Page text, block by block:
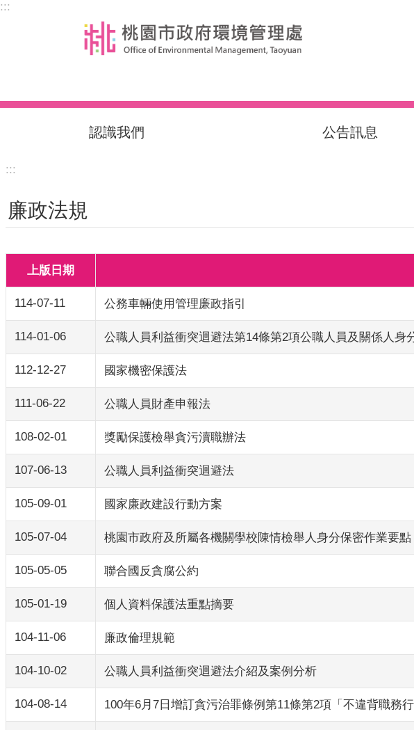
跳到主要內容區塊
:::
認識我們 公告訊息
:::
廉政法規
上版日期
114-07-11 公務車輛使用管理廉政指引
114-01-06 公職人員利益衝突迴避法第14條第2項公職人員及關係人
112-12-27 國家機密保護法
111-06-22 公職人員財產申報法
108-02-01 獎勵保護檢舉貪污瀆職辦法
107-06-13 公職人員利益衝突迴避法
105-09-01 國家廉政建設行動方案
105-07-04 桃園市政府及所屬各機關學校陳情檢舉人身分保密作業要點
105-05-05 聯合國反貪腐公約
105-01-19 個人資料保護法重點摘要
104-11-06 廉政倫理規範
104-10-02 公職人員利益衝突迴避法介紹及案例分析
104-08-14 100年6月7日增訂貪污治罪條例第11條第2項「不違背職務行